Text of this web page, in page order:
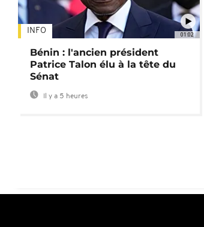
01:02
INFO
Bénin : l'ancien président
Patrice Talon élu à la tête du
Sénat
Il y a 5 heures